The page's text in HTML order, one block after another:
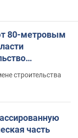
80-метровым
строительства
часть